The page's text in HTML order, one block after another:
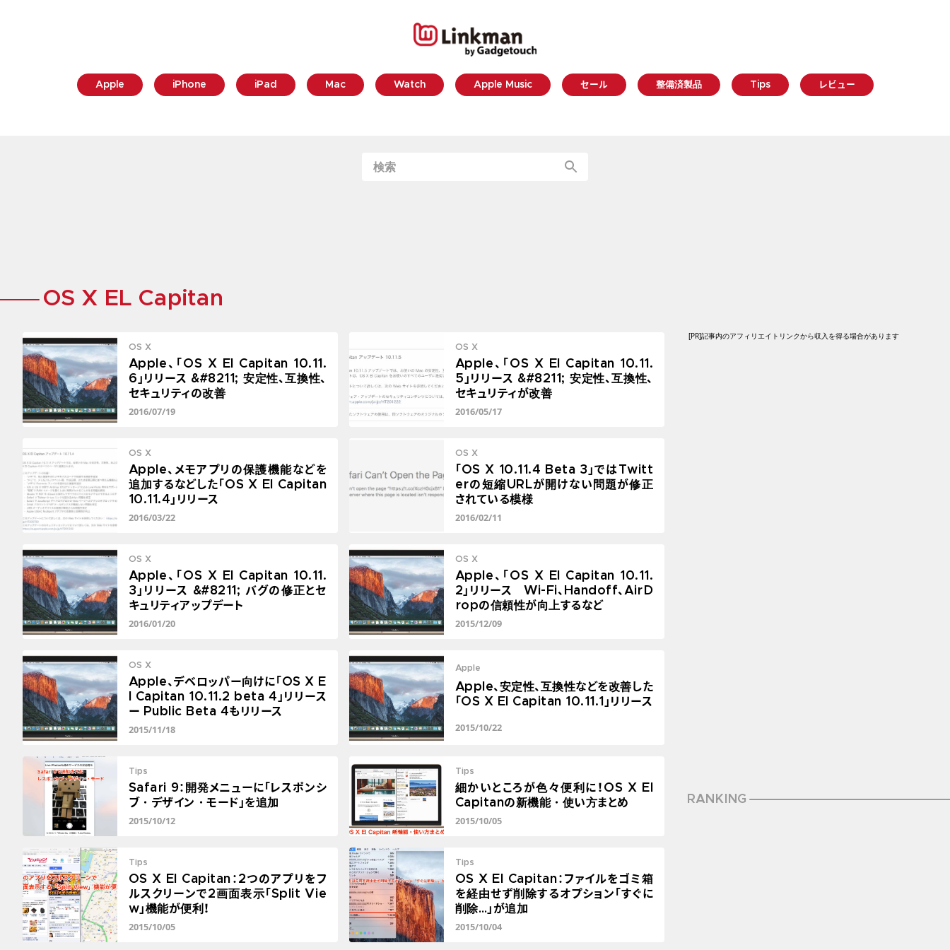
Apple iPhone iPad Mac Watch Apple Music セール 整備済製品 Tips レビュー
OS X EL Capitan
OS X
Apple、「OS X El Capitan 10.11.
6」リリース &#8211; 安定性、互換性、
セキュリティの改善
2016/07/19
OS X
Apple、「OS X El Capitan 10.11.
5」リリース &#8211; 安定性、互換性、
セキュリティが改善
2016/05/17
OS X
Apple、メモアプリの保護機能などを
追加するなどした「OS X El Capitan
10.11.4」リリース
2016/03/22
OS X
「OS X 10.11.4 Beta 3」ではTwitt
erの短縮URLが開けない問題が修正
されている模様
2016/02/11
OS X
Apple、「OS X El Capitan 10.11.
3」リリース &#8211; バグの修正とセ
キュリティアップデート
2016/01/20
OS X
Apple、「OS X El Capitan 10.11.
2」リリース Wi-Fi、Handoff、AirD
ropの信頼性が向上するなど
2015/12/09
OS X
Apple、デベロッパー向けに「OS X E
l Capitan 10.11.2 beta 4」リリース
ー Public Beta 4もリリース
2015/11/18
Apple
Apple、安定性、互換性などを改善した
「OS X El Capitan 10.11.1」リリース
2015/10/22
Tips
Safari 9：開発メニューに「レスポンシ
ブ・デザイン・モード」を追加
2015/10/12
Tips
細かいところが色々便利に！OS X El
Capitanの新機能・使い方まとめ
2015/10/05
Tips
OS X El Capitan：2つのアプリをフ
ルスクリーンで2画面表示「Split Vie
w」機能が便利！
2015/10/05
Tips
OS X El Capitan：ファイルをゴミ箱
を経由せず削除するオプション「すぐに
削除…」が追加
2015/10/04
[PR]記事内のアフィリエイトリンクから収入を得る場合があります
RANKING